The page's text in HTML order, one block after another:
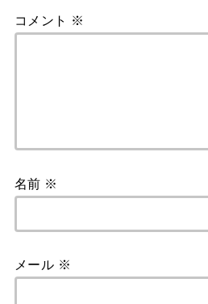
コメント ※
名前 ※
メール ※